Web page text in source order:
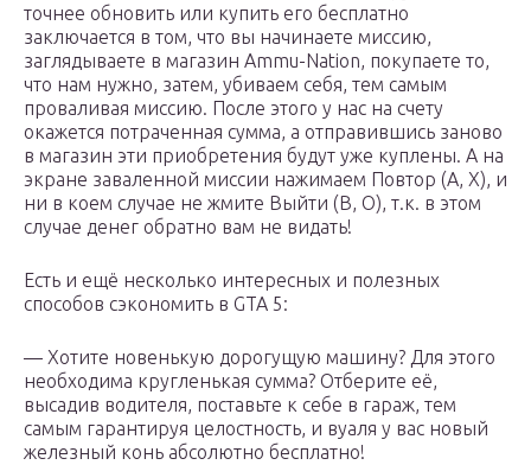
точнее обновить или купить его бесплатно
заключается в том, что вы начинаете миссию,
заглядываете в магазин Ammu-Nation, покупаете то,
что нам нужно, затем, убиваем себя, тем самым
проваливая миссию. После этого у нас на счету
окажется потраченная сумма, а отправившись заново
в магазин эти приобретения будут уже куплены. А на
экране заваленной миссии нажимаем Повтор (A, X), и
ни в коем случае не жмите Выйти (B, O), т.к. в этом
случае денег обратно вам не видать!
Есть и ещё несколько интересных и полезных
способов сэкономить в GTA 5:
— Хотите новенькую дорогущую машину? Для этого
необходима кругленькая сумма? Отберите её,
высадив водителя, поставьте к себе в гараж, тем
самым гарантируя целостность, и вуаля у вас новый
железный конь абсолютно бесплатно!